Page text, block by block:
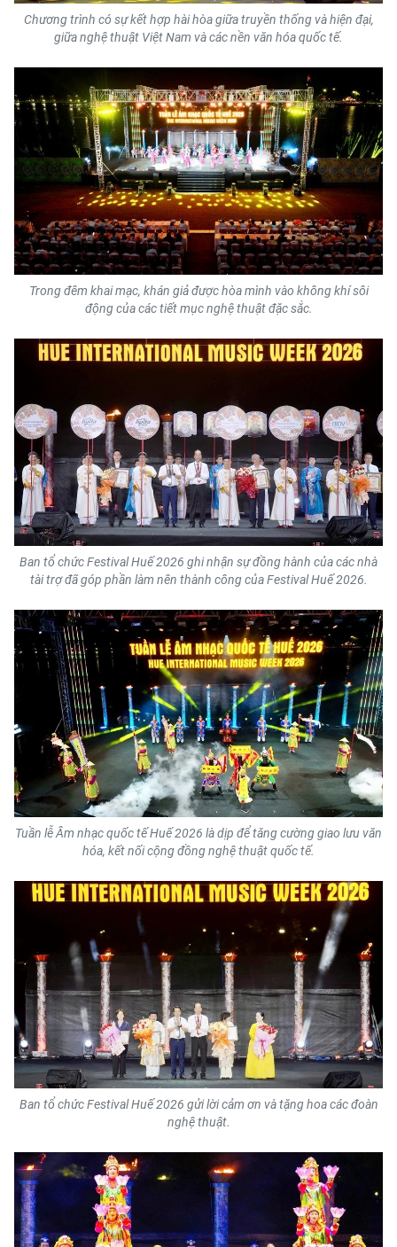
Chương trình có sự kết hợp hài hòa giữa truyền thống và hiện đại,
giữa nghệ thuật Việt Nam và các nền văn hóa quốc tế.
Trong đêm khai mạc, khán giả được hòa mình vào không khí sôi
động của các tiết mục nghệ thuật đặc sắc.
Ban tổ chức Festival Huế 2026 ghi nhận sự đồng hành của các nhà
tài trợ đã góp phần làm nên thành công của Festival Huế 2026.
Tuần lễ Âm nhạc quốc tế Huế 2026 là dịp để tăng cường giao lưu văn
hóa, kết nối cộng đồng nghệ thuật quốc tế.
Ban tổ chức Festival Huế 2026 gửi lời cảm ơn và tặng hoa các đoàn
nghệ thuật.